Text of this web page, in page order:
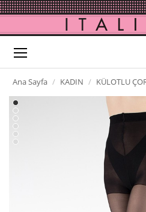
Ana Sayfa KADIN KÜLOTLU